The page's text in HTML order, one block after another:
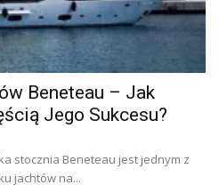
Beneteau – Jak
Jego Sukcesu?
stocznia Beneteau jest jednym z
jachtów na...